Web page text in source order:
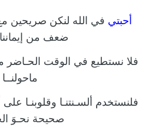
أحبتي في الله لنكن صريحينمع
ضعف من إيماننا
فلا نستطيع في الوقت الحـاضر
ماحولنــا
فلنستخدمألسـنتنـاوقلوبنـاعلى
صحيحة نحـوَ